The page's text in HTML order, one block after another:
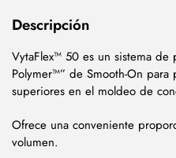
Descripción
VytaFlex™ 50 es un sistema
Polymer™” de Smooth-On para
superiores en el moldeo de
Ofrece una conveniente
volumen.